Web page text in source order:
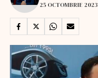
25 OCTOMBRIE 2023